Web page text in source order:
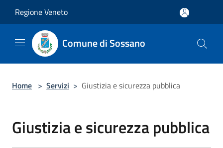
Regione Veneto
Comune di Sossano
Home > Servizi > Giustizia e sicurezza pubblica
Giustizia e sicurezza pubblica